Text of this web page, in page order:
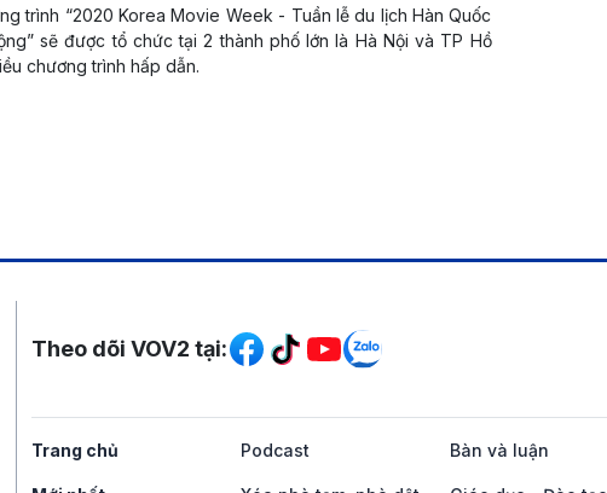
trình “2020 Korea Movie Week - Tuần lễ du lịch Hàn Quốc
sẽ được tổ chức tại 2 thành phố lớn là Hà Nội và TP Hồ
chương trình hấp dẫn.
Mạng xã hội
Theo dõi VOV2 tại:
Trang chủ Podcast Bàn và luận